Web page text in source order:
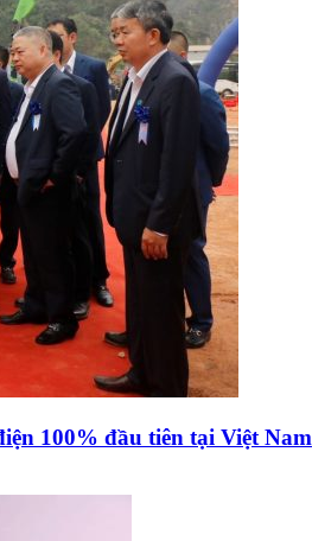
100% đầu tiên tại Việt Nam